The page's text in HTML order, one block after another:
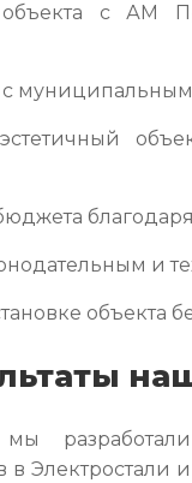
объекта с АМ
с
и
объекта
в Электростали